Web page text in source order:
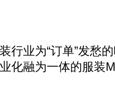
业为“订单”发愁的
化融为一体的服装